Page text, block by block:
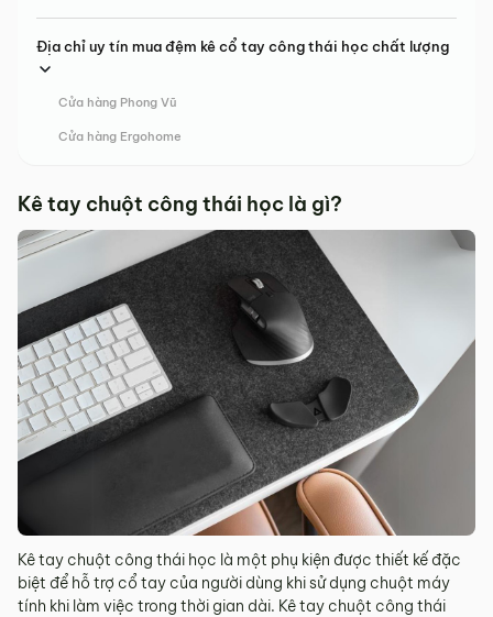
Địa chỉ uy tín mua đệm kê cổ tay công thái học chất lượng
Cửa hàng Phong Vũ
Cửa hàng Ergohome
Kê tay chuột công thái học là gì?
Kê tay chuột công thái học là một phụ kiện được thiết kế đặc
biệt để hỗ trợ cổ tay của người dùng khi sử dụng chuột máy
tính khi làm việc trong thời gian dài. Kê tay chuột công thái